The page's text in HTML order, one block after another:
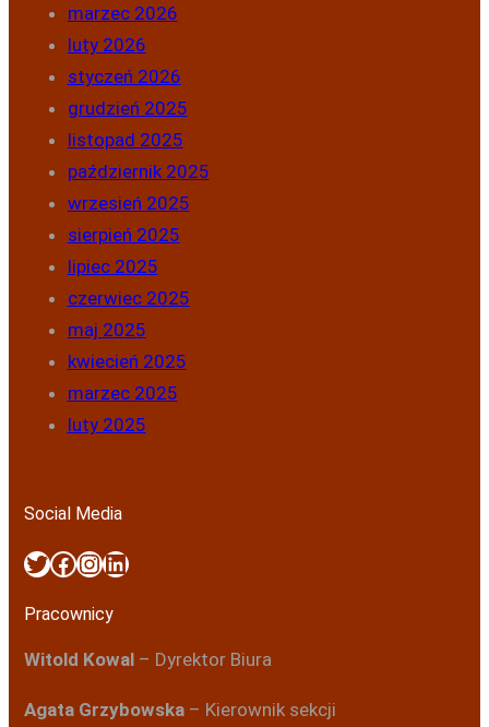
marzec 2026
luty 2026
styczeń 2026
grudzień 2025
listopad 2025
październik 2025
wrzesień 2025
sierpień 2025
lipiec 2025
czerwiec 2025
maj 2025
kwiecień 2025
marzec 2025
luty 2025
Social Media
Twitter Facebook InstagramLinkedIn
Pracownicy
Witold Kowal– Dyrektor Biura
Agata Grzybowska– Kierownik sekcji